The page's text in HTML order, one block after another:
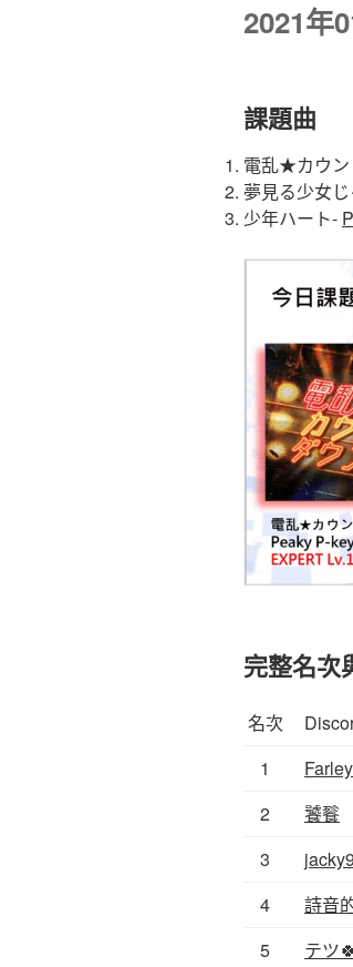
2021年
課題曲
電乱★カウン
夢見る少女
少年ハート-
完整名次
名次
1
Farley
2
饕餮
3
4
詩音
5
テツ